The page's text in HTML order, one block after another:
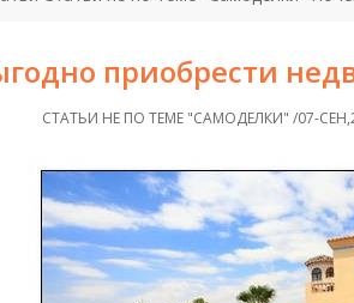
приобрести
СТАТЬИ НЕ ПО ТЕМЕ "САМОДЕЛКИ" /07-